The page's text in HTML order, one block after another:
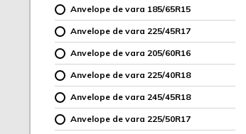
Anvelope de vara 185/65R15
Anvelope de vara 225/45R17
Anvelope de vara 205/60R16
Anvelope de vara 225/40R18
Anvelope de vara 245/45R18
Anvelope de vara 225/50R17